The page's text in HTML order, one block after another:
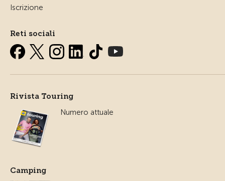
Iscrizione
Reti sociali
Rivista Touring
Numero attuale
Camping